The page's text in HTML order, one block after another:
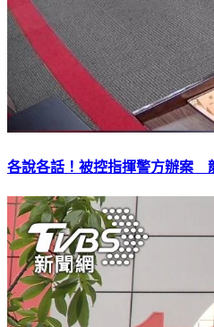
各說各話！被控指揮警方辦案